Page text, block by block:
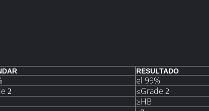
RESULTADO
el 99%
2 ≤Grade 2
≥HB